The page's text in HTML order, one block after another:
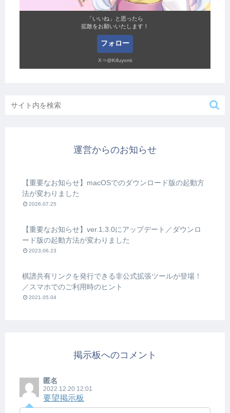
「いいね」と思ったら
拡散をお願いいたします！
フォロー
X⇒@Kifuyomi
運営からのお知らせ
【重要なお知らせ】macOSでのダウンロード版の起動方
法が変わりました
2026.07.25
【重要なお知らせ】ver.1.3.0にアップデート／ダウンロ
ード版の起動方法が変わりました
2023.06.23
棋譜共有リンクを発行できる非公式拡張ツールが登場！
／スマホでのご利用時のヒント
2021.05.04
掲示板へのコメント
匿名
2022.12.20 12:01
要望掲示板